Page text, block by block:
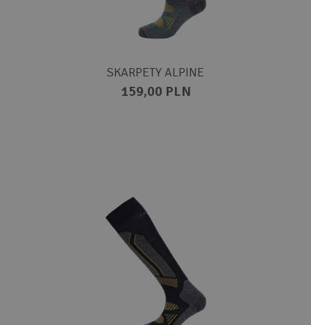
SKARPETY ALPINE
159,00 PLN